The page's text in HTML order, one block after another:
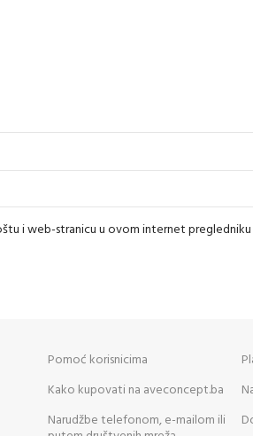
i web-stranicu u ovom internet
Pomoć korisnicima
Kako kupovati na aveconcept.ba
Narudžbe telefonom, e-mailom ili